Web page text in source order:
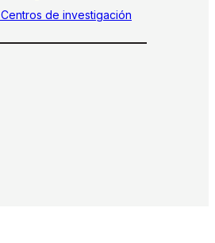
Centros de investigación